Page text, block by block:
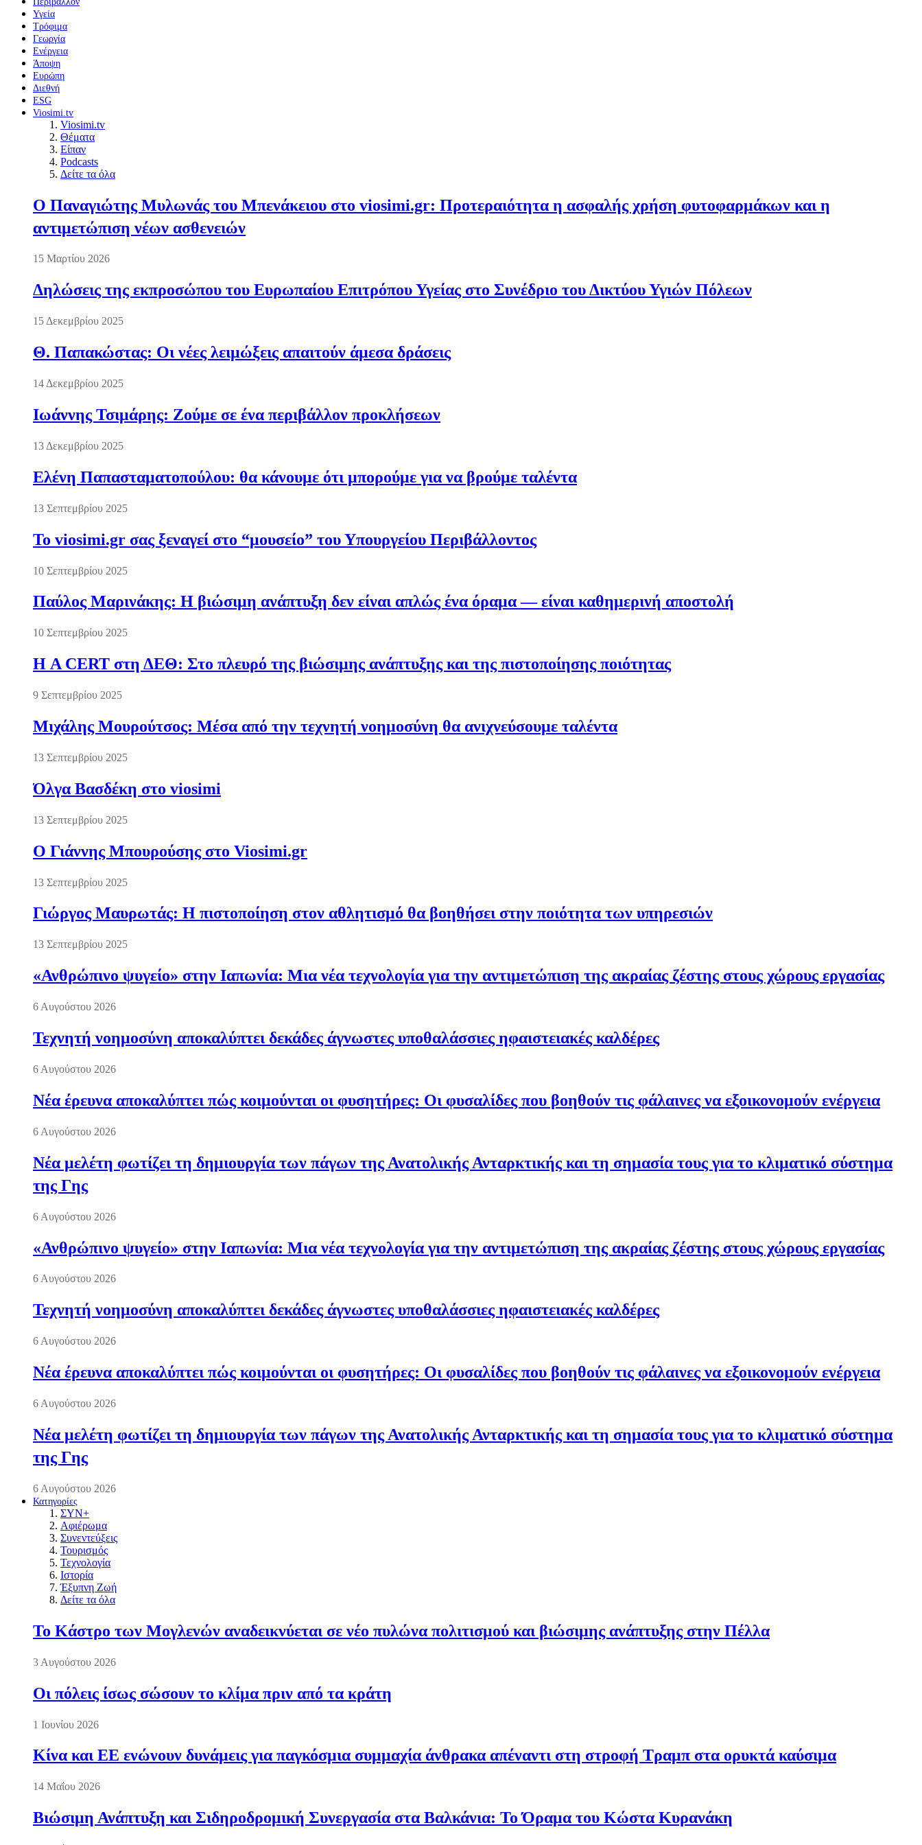
Υγεία
Τρόφιμα
Γεωργία
Ενέργεια
Άποψη
Ευρώπη
Διεθνή
ESG
Viosimi.tv
Viosimi.tv
Θέματα
Είπαν
Podcasts
Δείτε τα όλα
Ο Παναγιώτης Μυλωνάς του Μπενάκειου στο viosimi.gr: Προτεραιότητα η ασφαλής χρήση φυτοφαρμάκων και η
αντιμετώπιση νέων ασθενειών
15 Μαρτίου 2026
Δηλώσεις της εκπροσώπου του Ευρωπαίου Επιτρόπου Υγείας στο Συνέδριο του Δικτύου Υγιών Πόλεων
15 Δεκεμβρίου 2025
Θ. Παπακώστας: Οι νέες λειμώξεις απαιτούν άμεσα δράσεις
14 Δεκεμβρίου 2025
Ιωάννης Τσιμάρης: Ζούμε σε ένα περιβάλλον προκλήσεων
13 Δεκεμβρίου 2025
Ελένη Παπασταματοπούλου: θα κάνουμε ότι μπορούμε για να βρούμε ταλέντα
13 Σεπτεμβρίου 2025
Το viosimi.gr σας ξεναγεί στο “μουσείο” του Υπουργείου Περιβάλλοντος
10 Σεπτεμβρίου 2025
Παύλος Μαρινάκης: Η βιώσιμη ανάπτυξη δεν είναι απλώς ένα όραμα — είναι καθημερινή αποστολή
10 Σεπτεμβρίου 2025
Η A CERT στη ΔΕΘ: Στο πλευρό της βιώσιμης ανάπτυξης και της πιστοποίησης ποιότητας
9 Σεπτεμβρίου 2025
Μιχάλης Μουρούτσος: Μέσα από την τεχνητή νοημοσύνη θα ανιχνεύσουμε ταλέντα
13 Σεπτεμβρίου 2025
Όλγα Βασδέκη στο viosimi
13 Σεπτεμβρίου 2025
Ο Γιάννης Μπουρούσης στο Viosimi.gr
13 Σεπτεμβρίου 2025
Γιώργος Μαυρωτάς: Η πιστοποίηση στον αθλητισμό θα βοηθήσει στην ποιότητα των υπηρεσιών
13 Σεπτεμβρίου 2025
«Ανθρώπινο ψυγείο» στην Ιαπωνία: Μια νέα τεχνολογία για την αντιμετώπιση της ακραίας ζέστης στους χώρους εργασίας
6 Αυγούστου 2026
Τεχνητή νοημοσύνη αποκαλύπτει δεκάδες άγνωστες υποθαλάσσιες ηφαιστειακές καλδέρες
6 Αυγούστου 2026
Νέα έρευνα αποκαλύπτει πώς κοιμούνται οι φυσητήρες: Οι φυσαλίδες που βοηθούν τις φάλαινες να εξοικονομούν ενέργεια
6 Αυγούστου 2026
Νέα μελέτη φωτίζει τη δημιουργία των πάγων της Ανατολικής Ανταρκτικής και τη σημασία τους για το κλιματικό σύστημα
της Γης
6 Αυγούστου 2026
«Ανθρώπινο ψυγείο» στην Ιαπωνία: Μια νέα τεχνολογία για την αντιμετώπιση της ακραίας ζέστης στους χώρους εργασίας
6 Αυγούστου 2026
Τεχνητή νοημοσύνη αποκαλύπτει δεκάδες άγνωστες υποθαλάσσιες ηφαιστειακές καλδέρες
6 Αυγούστου 2026
Νέα έρευνα αποκαλύπτει πώς κοιμούνται οι φυσητήρες: Οι φυσαλίδες που βοηθούν τις φάλαινες να εξοικονομούν ενέργεια
6 Αυγούστου 2026
Νέα μελέτη φωτίζει τη δημιουργία των πάγων της Ανατολικής Ανταρκτικής και τη σημασία τους για το κλιματικό σύστημα
της Γης
6 Αυγούστου 2026
Κατηγορίες
ΣΥΝ+
Αφιέρωμα
Συνεντεύξεις
Τουρισμός
Τεχνολογία
Ιστορία
Έξυπνη Ζωή
Δείτε τα όλα
Το Κάστρο των Μογλενών αναδεικνύεται σε νέο πυλώνα πολιτισμού και βιώσιμης ανάπτυξης στην Πέλλα
3 Αυγούστου 2026
Οι πόλεις ίσως σώσουν το κλίμα πριν από τα κράτη
1 Ιουνίου 2026
Κίνα και ΕΕ ενώνουν δυνάμεις για παγκόσμια συμμαχία άνθρακα απέναντι στη στροφή Τραμπ στα ορυκτά καύσιμα
14 Μαΐου 2026
Βιώσιμη Ανάπτυξη και Σιδηροδρομική Συνεργασία στα Βαλκάνια: Το Όραμα του Κώστα Κυρανάκη